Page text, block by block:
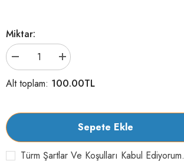
Miktar:
Prochoice
Sığırlı
Yetişkin
Köpek
Maması
için
adeti
azaltın
Prochoice
Sığırlı
Yetişkin
Köpek
Maması
için
artırın
Alt toplam: 100.00TL
Sepete Ekle
Türm Şartlar Ve Koşulları Kabul Ediyorum.